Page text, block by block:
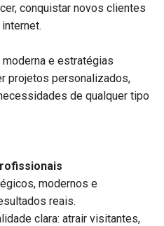
conquistar novos clientes
e estratégias
projetos personalizados,
de qualquer tipo
modernos e
reais.
clara: atrair visitantes,